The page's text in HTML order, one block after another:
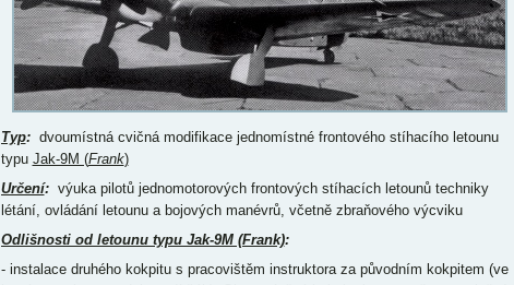
Typ:dvoumístná cvičná modifikace jednomístné frontového stíhacího letounu
typu Jak-9M (Frank)
Určení:výuka pilotů jednomotorových frontových stíhacích letounů techniky
létání, ovládání letounu a bojových manévrů, včetně zbraňového výcviku
Odlišnosti od letounu typu Jak-9M (Frank):
- instalace druhého kokpitu s pracovištěm instruktora za původním kokpitem (ve